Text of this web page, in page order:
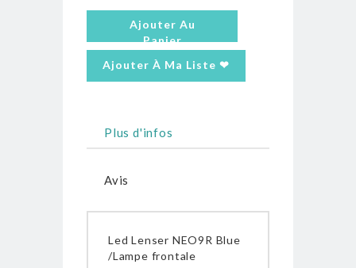
Ajouter Au
Panier
Ajouter À Ma Liste ❤
Plus d'infos
Avis
Led Lenser NEO9R Blue
/Lampe frontale